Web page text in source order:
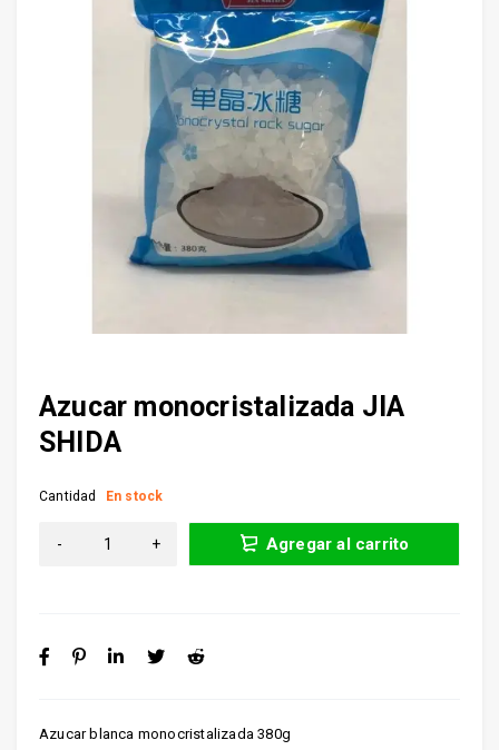
Azucar monocristalizada JIA
SHIDA
Azucar blanca monocristalizada 380g
Cantidad En stock
Agregar al carrito